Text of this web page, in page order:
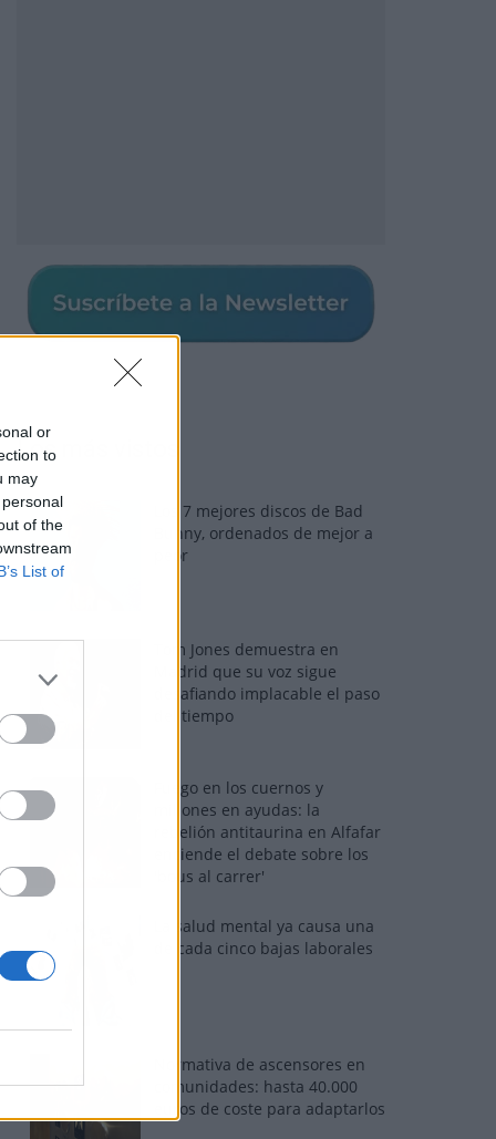
or
to
may
of the
List of
Los más vistos
Los 7 mejores discos de Bad
Bunny, ordenados de mejor a
peor
Tom Jones demuestra en
Madrid que su voz sigue
desafiando implacable el paso
del tiempo
Fuego en los cuernos y
millones en ayudas: la
rebelión antitaurina en Alfafar
enciende el debate sobre los
'bous al carrer'
La salud mental ya causa una
de cada cinco bajas laborales
Normativa de ascensores en
comunidades: hasta 40.000
euros de coste para adaptarlos